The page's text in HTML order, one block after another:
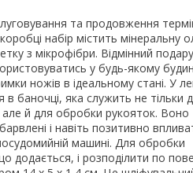
та продовження
набір містить мінеральну
з мікрофібри. Відмінний
у будь-якому
ножів в ідеальному стані. У
в баночці, яка служить не тільки
але й для обробки рукояток. Воно
і навіть позитивно
машині. Для обробки
і розподілити по